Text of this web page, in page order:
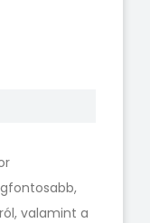
valamint a